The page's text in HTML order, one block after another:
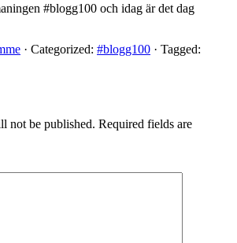
#blogg100 och idag är det dag
· Categorized: #blogg100 · Tagged:
not be published. Required fields are